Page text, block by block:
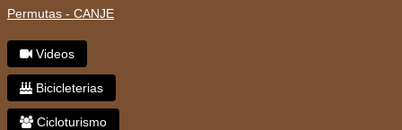
Permutas - CANJE
Videos
Bicicleterias
Cicloturismo